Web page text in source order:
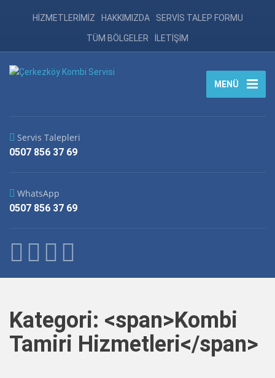
HİZMETLERİMİZ HAKKIMIZDA SERVİS TALEP FORMU
TÜM BÖLGELER İLETİŞİM
MENÜ
Servis Talepleri
0507 856 37 69
WhatsApp
0507 856 37 69
Kategori: <span>Kombi
Tamiri Hizmetleri</span>